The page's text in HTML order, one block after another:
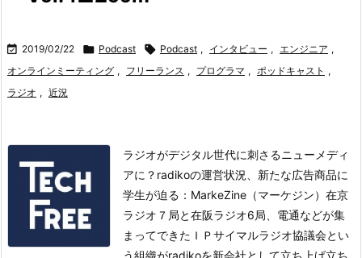
 2019/02/22  Podcast  Podcast , インタビュー , エンジニア ,
オンラインミーティング , フリーランス , プログラマ , ポッドキャスト ,
ラジオ , 近況
ラジオがデジタル世代に刺さるニューメディ
アに？radikoの運営状況、新たな広告商品に
学生が迫る：MarkeZine（マーケジン）在京
ラジオ７局と在阪ラジオ6局、電通などが集
まってできたＩＰサイマルラジオ協議会とい
う組織がradikoを新会社として立ち上げ立ち